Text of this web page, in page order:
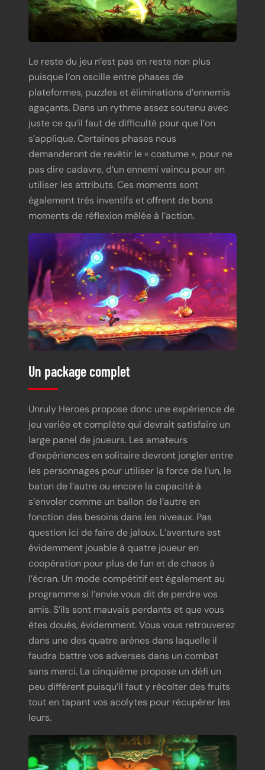
Le reste du jeu n’est pas en reste non plus
puisque l’on oscille entre phases de
plateformes, puzzles et éliminations d’ennemis
agaçants. Dans un rythme assez soutenu avec
juste ce qu’il faut de difficulté pour que l’on
s’applique. Certaines phases nous
demanderont de revêtir le « costume », pour ne
pas dire cadavre, d’un ennemi vaincu pour en
utiliser les attributs. Ces moments sont
également très inventifs et offrent de bons
moments de réflexion mêlée à l’action.
Un package complet
Unruly Heroes propose donc une expérience de
jeu variée et complète qui devrait satisfaire un
large panel de joueurs. Les amateurs
d’expériences en solitaire devront jongler entre
les personnages pour utiliser la force de l’un, le
baton de l’autre ou encore la capacité à
s’envoler comme un ballon de l’autre en
fonction des besoins dans les niveaux. Pas
question ici de faire de jaloux. L’aventure est
évidemment jouable à quatre joueur en
coopération pour plus de fun et de chaos à
l’écran. Un mode compétitif est également au
programme si l’envie vous dit de perdre vos
amis. S’ils sont mauvais perdants et que vous
êtes doués, évidemment. Vous vous retrouverez
dans une des quatre arènes dans laquelle il
faudra battre vos adverses dans un combat
sans merci. La cinquième propose un défi un
peu différent puisqu’il faut y récolter des fruits
tout en tapant vos acolytes pour récupérer les
leurs.